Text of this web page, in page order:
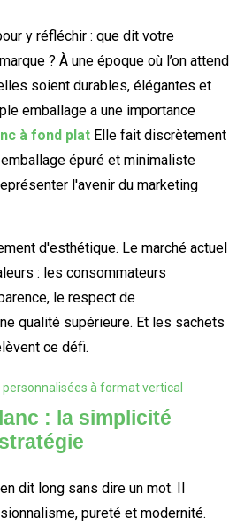
y réfléchir : que dit votre
? À une époque où l’on attend
soient durables, élégantes et
emballage a une importance
à fond platElle fait discrètement
épuré et minimaliste
l'avenir du marketing
d'esthétique. Le marché actuel
: les consommateurs
le respect de
qualité supérieure. Et les sachets
ce défi.
: la simplicité
dit long sans dire un mot. Il
pureté et modernité.